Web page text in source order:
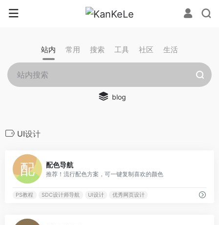
站内 常用 搜索 工具 社区 生活
blog
UI设计
配色导航
推荐！流行配色方案，可一键复制喜欢的颜色
PS教程 SDC设计师导航 UI设计 优秀网页设计